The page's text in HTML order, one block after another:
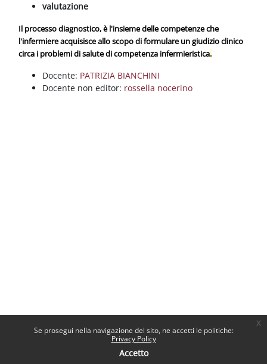
Se prosegui nella navigazione del sito, ne accetti le politiche:
Privacy Policy
Accetto
x
valutazione
Il processo diagnostico, è l'insieme delle competenze che
l'infermiere acquisisce allo scopo di formulare un giudizio clinico
circa i problemi di salute di competenza infermieristica.
Docente: PATRIZIA BIANCHINI
Docente non editor: rossella nocerino